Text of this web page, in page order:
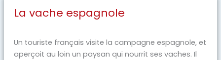
La vache espagnole
Un touriste français visite la campagne espagnole, et
aperçoit au loin un paysan qui nourrit ses vaches. Il